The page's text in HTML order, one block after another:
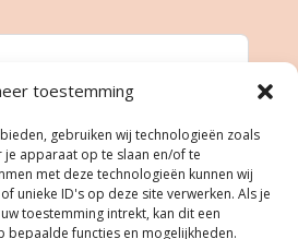
toestemming
gebruiken wij technologieën zoals
apparaat op te slaan en/of te
met deze technologieën kunnen wij
unieke ID's op deze site verwerken. Als je
toestemming intrekt, kan dit een
bepaalde functies en mogelijkheden.